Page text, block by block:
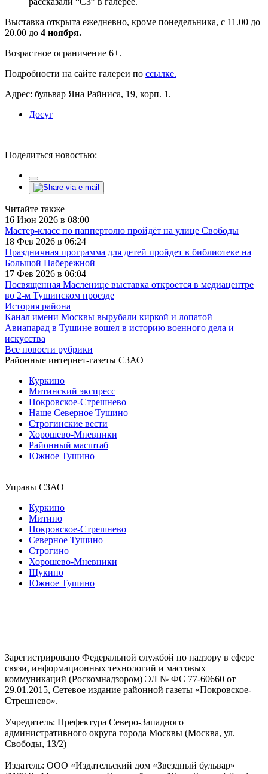
Выставка открыта ежедневно, кроме понедельника, с 11.00 до
20.00 до 4 ноября.
Возрастное ограничение 6+.
Подробности на сайте галереи по ссылке.
Адрес: бульвар Яна Райниса, 19, корп. 1.
Досуг
Поделиться новостью:
Читайте также
16 Июн 2026 в 08:00
Мастер-класс по паппертолю пройдёт на улице Свободы
18 Фев 2026 в 06:24
Праздничная программа для детей пройдет в библиотеке на
Большой Набережной
17 Фев 2026 в 06:04
Посвященная Масленице выставка откроется в медиацентре
во 2-м Тушинском проезде
История района
Канал имени Москвы вырубали киркой и лопатой
Авиапарад в Тушине вошел в историю военного дела и
искусства
Все новости рубрики
Районные интернет-газеты СЗАО
Куркино
Митинский экспресс
Покровское-Стрешнево
Наше Северное Тушино
Строгинские вести
Хорошево-Мневники
Районный масштаб
Южное Тушино
Управы СЗАО
Куркино
Митино
Покровское-Стрешнево
Северное Тушино
Строгино
Хорошево-Мневники
Щукино
Южное Тушино
Зарегистрировано Федеральной службой по надзору в сфере
связи, информационных технологий и массовых
коммуникаций (Роскомнадзором) ЭЛ № ФС 77-60660 от
29.01.2015, Сетевое издание районной газеты «Покровское-
Стрешнево».
Учредитель: Префектура Северо-Западного
административного округа города Москвы (Москва, ул.
Свободы, 13/2)
Издатель: ООО «Издательский дом «Звездный бульвар»